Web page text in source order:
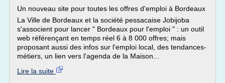
Un nouveau site pour toutes les offres d'emploi à Bordeaux
La Ville de Bordeaux et la société pessacaise Jobijoba
s'associent pour lancer " Bordeaux pour l'emploi " : un outil
web référençant en temps réel 6 à 8 000 offres; mais
proposant aussi des infos sur l'emploi local, des tendances-
métiers, un lien vers l'agenda de la Maison...
Lire la suite